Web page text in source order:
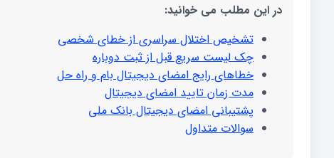
در این مطلب می خوانید:
تشخیص اختلال سراسری از خطای شخصی
چک لیست سریع قبل از ثبت دوباره
خطاهای رایج امضای دیجیتال بام و راه حل
مدت زمان تایید امضای دیجیتال
پشتیبانی امضای دیجیتال بانک ملی
سوالات متداول